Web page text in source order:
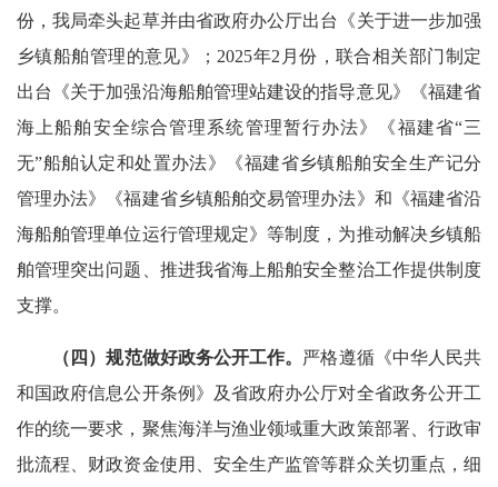
份，我局牵头起草并由省政府办公厅出台《关于进一步加强
乡镇船舶管理的意见》；2025年2月份，联合相关部门制定
出台《关于加强沿海船舶管理站建设的指导意见》《福建省
海上船舶安全综合管理系统管理暂行办法》《福建省“三
无”船舶认定和处置办法》《福建省乡镇船舶安全生产记分
管理办法》《福建省乡镇船舶交易管理办法》和《福建省沿
海船舶管理单位运行管理规定》等制度，为推动解决乡镇船
舶管理突出问题、推进我省海上船舶安全整治工作提供制度
支撑。
（四）规范做好政务公开工作。 严格遵循《中华人民共
和国政府信息公开条例》及省政府办公厅对全省政务公开工
作的统一要求，聚焦海洋与渔业领域重大政策部署、行政审
批流程、财政资金使用、安全生产监管等群众关切重点，细